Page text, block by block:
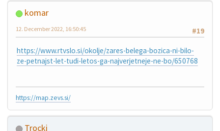
komar
#19
12. December 2022, 16:50:45
https://www.rtvslo.si/okolje/zares-belega-bozica-ni-bilo-
ze-petnajst-let-tudi-letos-ga-najverjetneje-ne-bo/650768
https://map.zevs.si/
Trocki